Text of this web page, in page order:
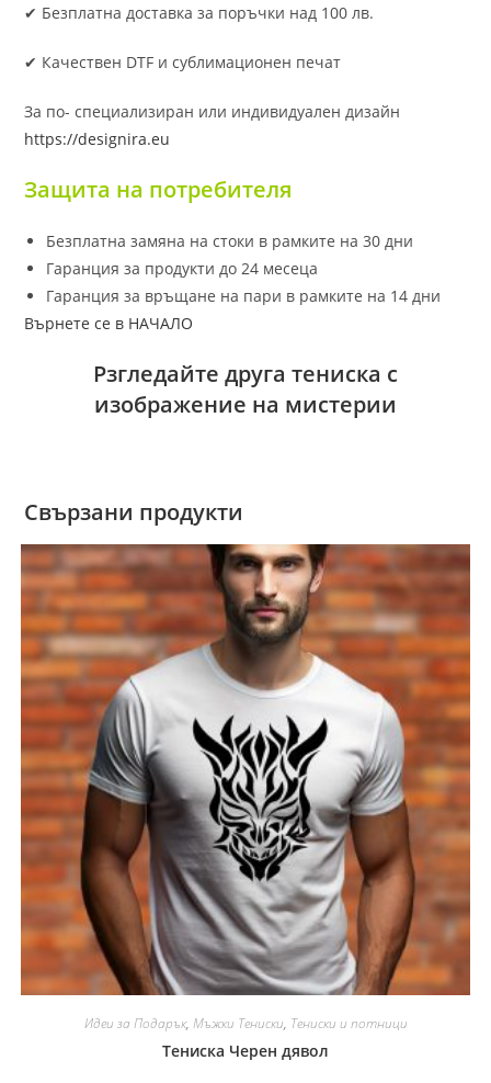
✔ Безплатна доставка за поръчки над 100 лв.
✔ Качествен DTF и сублимационен печат
За по- специализиран или индивидуален дизайн
https://designira.eu
Защита на потребителя
Безплатна замяна на стоки в рамките на 30 дни
Гаранция за продукти до 24 месеца
Гаранция за връщане на пари в рамките на 14 дни
Върнете се в НАЧАЛО
Рзгледайте друга тениска с
изображение на мистерии
Свързани продукти
Идеи за Подарък, Мъжки Тениски, Тениски и потници
Тениска Черен дявол